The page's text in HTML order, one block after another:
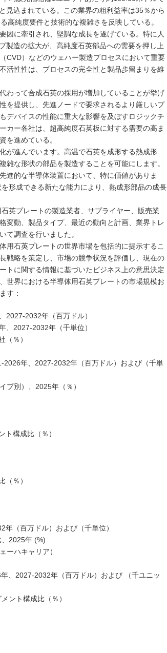
見込まれている。この業界の粗利益率は35％から
高純度要件と技術的な複雑さを反映している。
因に牽引され、堅調な成長を遂げている。特に人
製造の拡大が、高純度石英部品への需要を押し上
CVD）などのウェハー製造プロセスにおいて重要
活性性は、プロセスの完全性と製品歩留まりを維
わって合成石英の採用が増加していることが挙げ
を提供し、先進ノードで要求されるより厳しいプ
デバイスの性能に重大な影響を及ぼすロジックチ
カー各社は、超高純度石英板に対する需要の高ま
を進めている。
が進んでいます。高温で石英を成形する熱成形
な形状の部品を製造することを可能にします。
進的な半導体装置において、特に価値がありま
形成できる新たな能力により、熱成形部品の成長
英プレートの製造業者、サプライヤー、販売業
変動、製品タイプ、最近の動向と計画、業界トレ
て調査を行いました。
用石英プレートの世界市場を包括的に提示するこ
戦略を策定し、市場の競争状況を評価し、現在の
トに関する情報に基づいたビジネス上の意思決定
世界における半導体用石英プレートの市場規模お
す：
2027-2032年（百万ドル）
、2027-2032年（千単位）
（％）
年、2027-2032年（百万ドル）および（千単
プ別）、2025年（％）
構成比（％）
（％）
（百万ドル）および（千単位）
2025年 (%)
ーハキャリア）
、2027-2032年（百万ドル）および （千ユニッ
ント構成比（％）